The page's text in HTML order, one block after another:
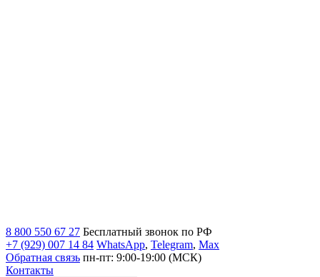
8 800 550 67 27 Бесплатный звонок по РФ
+7 (929) 007 14 84 WhatsApp, Telegram, Max
Обратная связь пн-пт: 9:00-19:00 (МСК)
Контакты